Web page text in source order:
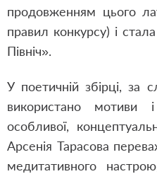
продовженням цього
правил конкурсу) і
Північ».
У поетичній збірці, за
використано мотиви
особливої,
Арсенія Тарасова
медитативного